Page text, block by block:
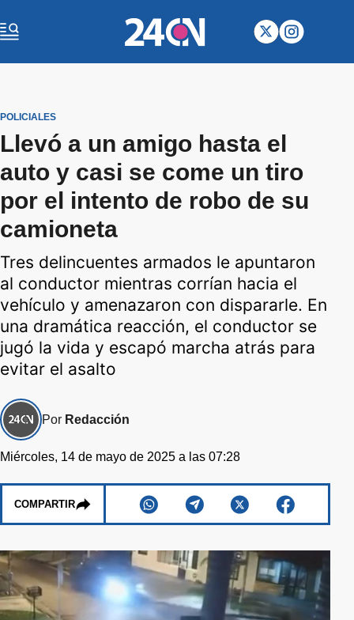
POLICIALES
Llevó a un amigo hasta el
auto y casi se come un tiro
por el intento de robo de su
camioneta
Tres delincuentes armados le apuntaron
al conductor mientras corrían hacia el
vehículo y amenazaron con dispararle. En
una dramática reacción, el conductor se
jugó la vida y escapó marcha atrás para
evitar el asalto
Por Redacción
Miércoles, 14 de mayo de 2025 a las 07:28
COMPARTIR